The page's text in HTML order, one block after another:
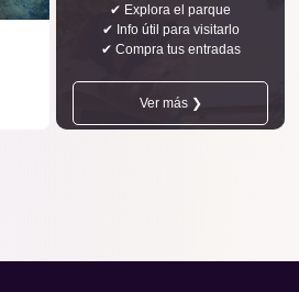
✔ Explora el parque
✔ Info útil para visitarlo
✔ Compra tus entradas
Ver más ❯